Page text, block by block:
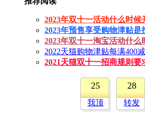
2023年双十一活动什么时候
2023年预售享受购物津贴是
2023年双十一淘宝活动什么
2022天猫购物津贴每满400
2021天猫双十一招商规则要
25
我顶
28
转发